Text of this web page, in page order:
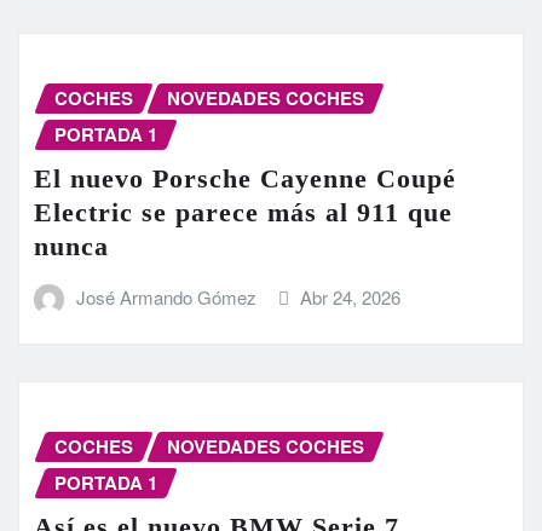
COCHES
NOVEDADES COCHES
PORTADA 1
El nuevo Porsche Cayenne Coupé
Electric se parece más al 911 que
nunca
José Armando Gómez Abr 24, 2026
COCHES
NOVEDADES COCHES
PORTADA 1